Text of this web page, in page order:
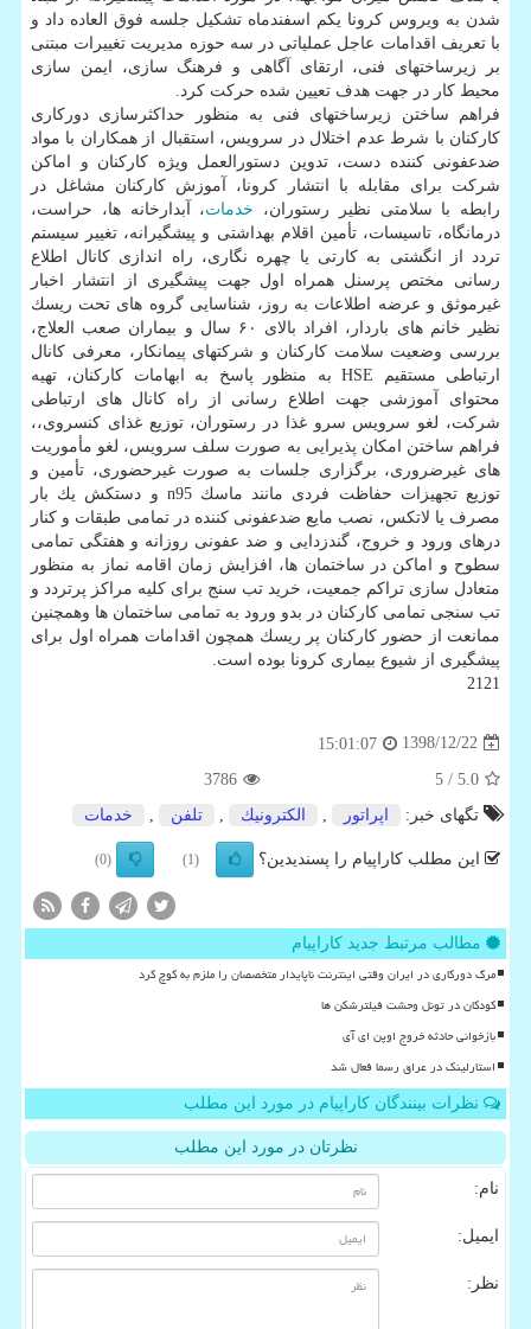
شدن به ویروس كرونا یكم اسفندماه تشكیل جلسه فوق العاده داد و
با تعریف اقدامات عاجل عملیاتی در سه حوزه مدیریت تغییرات مبتنی
بر زیرساختهای فنی، ارتقای آگاهی و فرهنگ سازی، ایمن سازی
محیط كار در جهت هدف تعیین شده حركت كرد.
فراهم ساختن زیرساختهای فنی به منظور حداكثرسازی دوركاری
كاركنان با شرط عدم اختلال در سرویس، استقبال از همكاران با مواد
ضدعفونی كننده دست، تدوین دستورالعمل ویژه كاركنان و اماكن
شركت برای مقابله با انتشار كرونا، آموزش كاركنان مشاغل در
رابطه با سلامتی نظیر رستوران، خدمات، آبدارخانه ها، حراست،
درمانگاه، تاسیسات، تأمین اقلام بهداشتی و پیشگیرانه، تغییر سیستم
تردد از انگشتی به كارتی یا چهره نگاری، راه اندازی كانال اطلاع
رسانی مختص پرسنل همراه اول جهت پیشگیری از انتشار اخبار
غیرموثق و عرضه اطلاعات به روز، شناسایی گروه های تحت ریسك
نظیر خانم های باردار، افراد بالای ۶۰ سال و بیماران صعب العلاج،
بررسی وضعیت سلامت كاركنان و شركتهای پیمانكار، معرفی كانال
ارتباطی مستقیم HSE به منظور پاسخ به ابهامات كاركنان، تهیه
محتوای آموزشی جهت اطلاع رسانی از راه كانال های ارتباطی
شركت، لغو سرویس سرو غذا در رستوران، توزیع غذای كنسروی،،
فراهم ساختن امكان پذیرایی به صورت سلف سرویس، لغو مأموریت
های غیرضروری، برگزاری جلسات به صورت غیرحضوری، تأمین و
توزیع تجهیزات حفاظت فردی مانند ماسك n95 و دستكش یك بار
مصرف یا لاتكس، نصب مایع ضدعفونی كننده در تمامی طبقات و كنار
درهای ورود و خروج، گندزدایی و ضد عفونی روزانه و هفتگی تمامی
سطوح و اماكن در ساختمان ها، افزایش زمان اقامه نماز به منظور
متعادل سازی تراكم جمعیت، خرید تب سنج برای كلیه مراكز پرتردد و
تب سنجی تمامی كاركنان در بدو ورود به تمامی ساختمان ها وهمچنین
ممانعت از حضور كاركنان پر ریسك همچون اقدامات همراه اول برای
پیشگیری از شیوع بیماری كرونا بوده است.
2121
1398/12/22
15:01:07
5.0
/ 5
3786
تگهای خبر:
اپراتور الكترونیك تلفن خدمات
این مطلب کاراپیام را پسندیدین؟ (1)
(0)
مطالب مرتبط جدید کاراپیام
مرگ دورکاری در ایران وقتی اینترنت ناپایدار متخصصان را ملزم به کوچ کرد
کودکان در تونل وحشت فیلترشکن ها
بازخوانی حادثه خروج اوپن ای آی
استارلینک در عراق رسما فعال شد
نظرات بینندگان کاراپیام در مورد این مطلب
نظرتان در مورد این مطلب
نام:
ایمیل:
نظر: